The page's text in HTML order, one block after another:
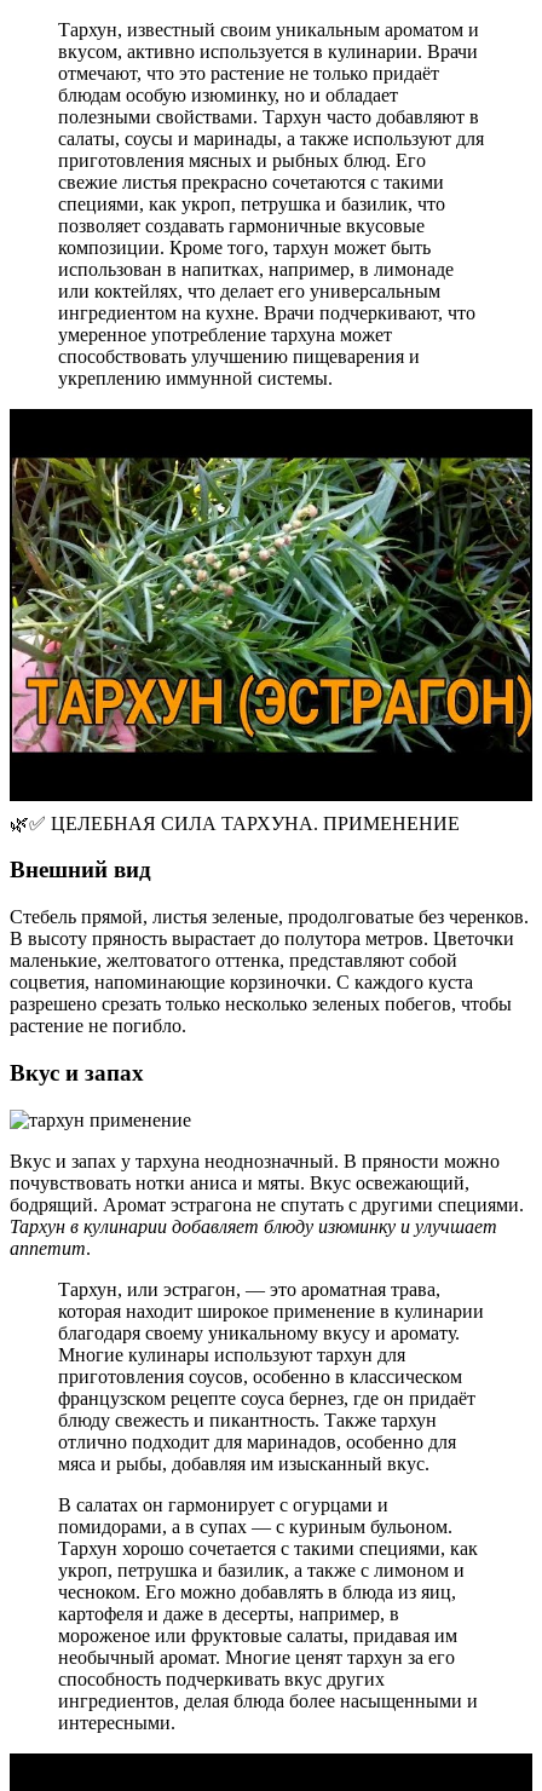
Тархун, известный своим уникальным ароматом и
вкусом, активно используется в кулинарии. Врачи
отмечают, что это растение не только придаёт
блюдам особую изюминку, но и обладает
полезными свойствами. Тархун часто добавляют в
салаты, соусы и маринады, а также используют для
приготовления мясных и рыбных блюд. Его
свежие листья прекрасно сочетаются с такими
специями, как укроп, петрушка и базилик, что
позволяет создавать гармоничные вкусовые
композиции. Кроме того, тархун может быть
использован в напитках, например, в лимонаде
или коктейлях, что делает его универсальным
ингредиентом на кухне. Врачи подчеркивают, что
умеренное употребление тархуна может
способствовать улучшению пищеварения и
укреплению иммунной системы.
🌿✅ ЦЕЛЕБНАЯ СИЛА ТАРХУНА. ПРИМЕНЕНИЕ
Внешний вид
Стебель прямой, листья зеленые, продолговатые без черенков.
В высоту пряность вырастает до полутора метров. Цветочки
маленькие, желтоватого оттенка, представляют собой
соцветия, напоминающие корзиночки. С каждого куста
разрешено срезать только несколько зеленых побегов, чтобы
растение не погибло.
Вкус и запах
Вкус и запах у тархуна неоднозначный. В пряности можно
почувствовать нотки аниса и мяты. Вкус освежающий,
бодрящий. Аромат эстрагона не спутать с другими специями.
Тархун в кулинарии добавляет блюду изюминку и улучшает
аппетит.
Тархун, или эстрагон, — это ароматная трава,
которая находит широкое применение в кулинарии
благодаря своему уникальному вкусу и аромату.
Многие кулинары используют тархун для
приготовления соусов, особенно в классическом
французском рецепте соуса бернез, где он придаёт
блюду свежесть и пикантность. Также тархун
отлично подходит для маринадов, особенно для
мяса и рыбы, добавляя им изысканный вкус.
В салатах он гармонирует с огурцами и
помидорами, а в супах — с куриным бульоном.
Тархун хорошо сочетается с такими специями, как
укроп, петрушка и базилик, а также с лимоном и
чесноком. Его можно добавлять в блюда из яиц,
картофеля и даже в десерты, например, в
мороженое или фруктовые салаты, придавая им
необычный аромат. Многие ценят тархун за его
способность подчеркивать вкус других
ингредиентов, делая блюда более насыщенными и
интересными.